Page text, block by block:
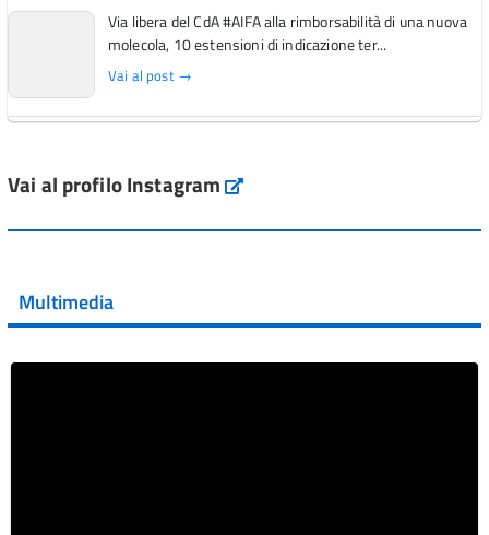
Via libera del CdA #AIFA alla rimborsabilità di una nuova
molecola, 10 estensioni di indicazione ter...
Vai al post →
Vai al post →
Vai al post →
Vai al profilo Instagram Instagram
Multimedia